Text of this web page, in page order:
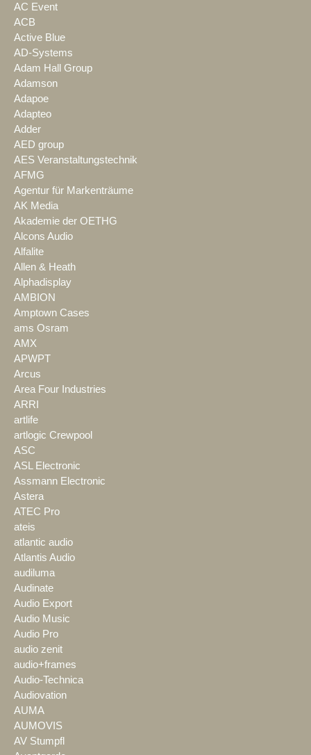
AC Event
ACB
Active Blue
AD-Systems
Adam Hall Group
Adamson
Adapoe
Adapteo
Adder
AED group
AES Veranstaltungstechnik
AFMG
Agentur für Markenträume
AK Media
Akademie der OETHG
Alcons Audio
Alfalite
Allen & Heath
Alphadisplay
AMBION
Amptown Cases
ams Osram
AMX
APWPT
Arcus
Area Four Industries
ARRI
artlife
artlogic Crewpool
ASC
ASL Electronic
Assmann Electronic
Astera
ATEC Pro
ateis
atlantic audio
Atlantis Audio
audiluma
Audinate
Audio Export
Audio Music
Audio Pro
audio zenit
audio+frames
Audio-Technica
Audiovation
AUMA
AUMOVIS
AV Stumpfl